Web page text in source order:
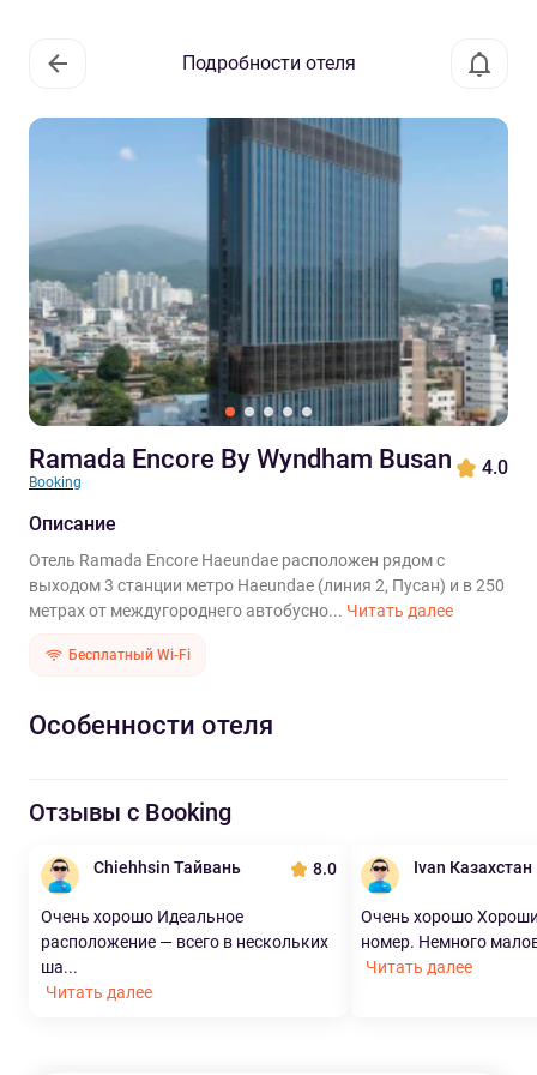
Подробности отеля
Ramada Encore By Wyndham Busan
Booking
4.0
Описание
Отель Ramada Encore Haeundae расположен рядом с
выходом 3 станции метро Haeundae (линия 2, Пусан) и в 250
метрах от междугороднего автобусно... Читать далее
Бесплатный Wi-Fi
Особенности отеля
Отзывы с Booking
Chiehhsin Тайвань 8.0
Очень хорошо Идеальное
расположение — всего в нескольких
ша...
Читать далее
Ivan Казахстан
Очень хорошо
номер. Немного
Читать далее